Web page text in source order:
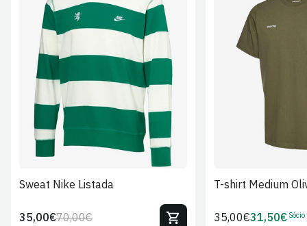
S XL 2XL
Sweat Nike Listada
Preço
70,00€Preço
35,00€
T-shirt Medium
Preço
35,00€Preço
31,50€ Sócio